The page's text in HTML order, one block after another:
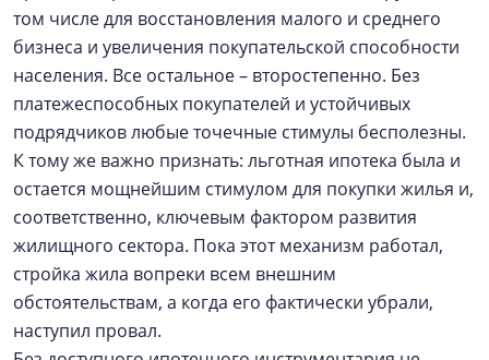
том числе для восстановления малого и среднего
бизнеса и увеличения покупательской способности
населения. Все остальное – второстепенно. Без
платежеспособных покупателей и устойчивых
подрядчиков любые точечные стимулы бесполезны.
К тому же важно признать: льготная ипотека была и
остается мощнейшим стимулом для покупки жилья и,
соответственно, ключевым фактором развития
жилищного сектора. Пока этот механизм работал,
стройка жила вопреки всем внешним
обстоятельствам, а когда его фактически убрали,
наступил провал.